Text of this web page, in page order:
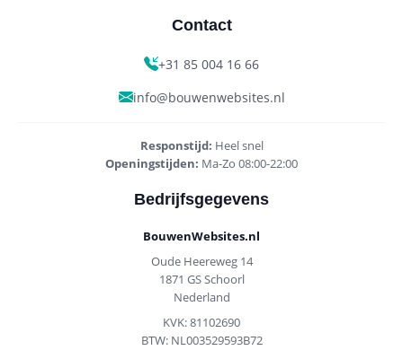
Contact
+31 85 004 16 66
info@bouwenwebsites.nl
Responstijd: Heel snel
Openingstijden: Ma-Zo 08:00-22:00
Bedrijfsgegevens
BouwenWebsites.nl
Oude Heereweg 14
1871 GS Schoorl
Nederland
KVK: 81102690
BTW: NL003529593B72